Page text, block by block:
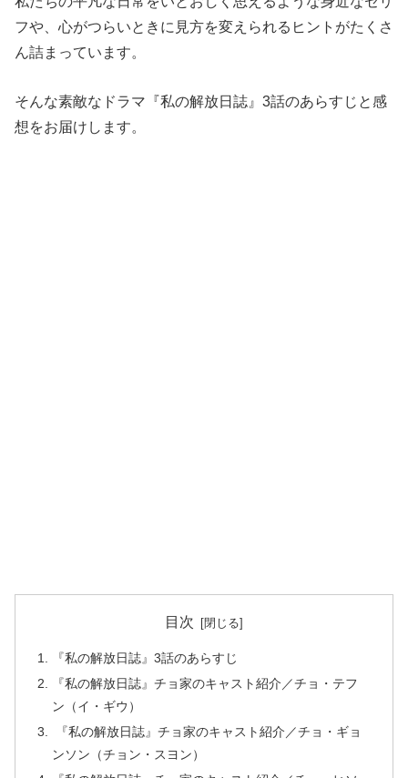
フや、心がつらいときに見方を変えられるヒントがたくさ
ん詰まっています。
そんな素敵なドラマ『私の解放日誌』3話のあらすじと感
想をお届けします。
目次
『私の解放日誌』3話のあらすじ
『私の解放日誌』チョ家のキャスト紹介／チョ・テフ
ン（イ・ギウ）
『私の解放日誌』チョ家のキャスト紹介／チョ・ギョ
ンソン（チョン・スヨン）